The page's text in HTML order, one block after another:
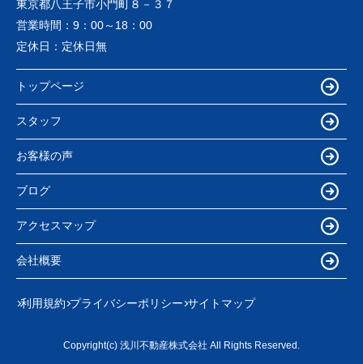
東京都八王子市小門町８－３７
営業時間： 9：00～18：00
定休日： 定休日無
トップページ
スタッフ
お客様の声
ブログ
アクセスマップ
会社概要
利用規約 プライバシーポリシー サイトマップ
Copyright(c) 浅川不動産株式会社 All Rights Reserved.